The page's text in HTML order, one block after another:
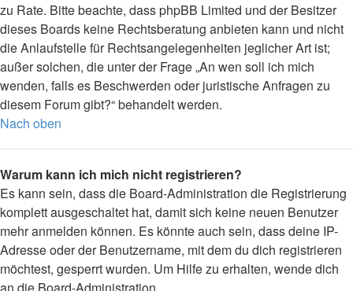
zu Rate. Bitte beachte, dass phpBB Limited und der Besitzer
dieses Boards keine Rechtsberatung anbieten kann und nicht
die Anlaufstelle für Rechtsangelegenheiten jeglicher Art ist;
außer solchen, die unter der Frage „An wen soll ich mich
wenden, falls es Beschwerden oder juristische Anfragen zu
diesem Forum gibt?“ behandelt werden.
Nach oben
Warum kann ich mich nicht registrieren?
Es kann sein, dass die Board-Administration die Registrierung
komplett ausgeschaltet hat, damit sich keine neuen Benutzer
mehr anmelden können. Es könnte auch sein, dass deine IP-
Adresse oder der Benutzername, mit dem du dich registrieren
möchtest, gesperrt wurden. Um Hilfe zu erhalten, wende dich